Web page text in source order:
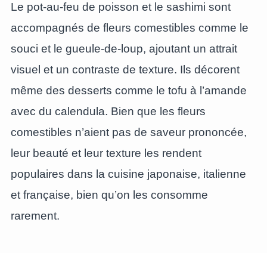
Le pot-au-feu de poisson et le sashimi sont
accompagnés de fleurs comestibles comme le
souci et le gueule-de-loup, ajoutant un attrait
visuel et un contraste de texture. Ils décorent
même des desserts comme le tofu à l’amande
avec du calendula. Bien que les fleurs
comestibles n’aient pas de saveur prononcée,
leur beauté et leur texture les rendent
populaires dans la cuisine japonaise, italienne
et française, bien qu’on les consomme
rarement.